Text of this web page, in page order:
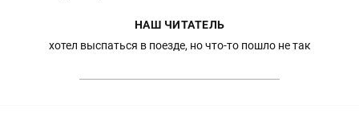
НАШ ЧИТАТЕЛЬ
хотел выспаться в поезде, но что-то пошло не так